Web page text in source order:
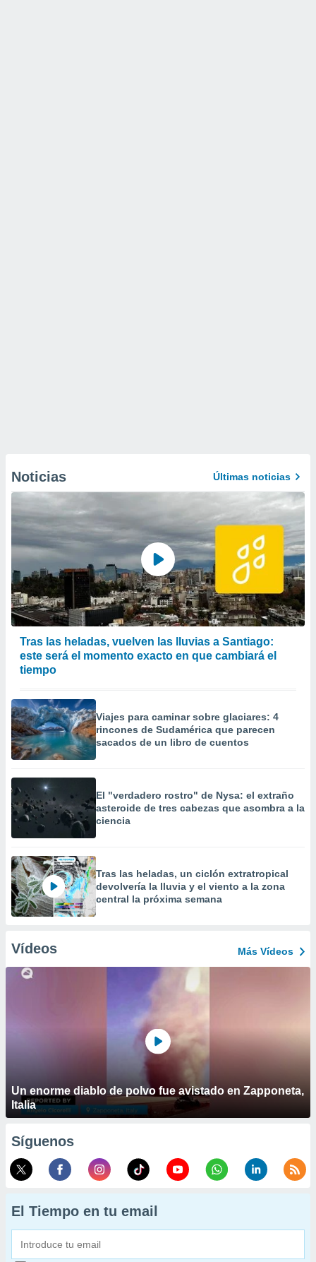
Noticias Últimas noticias
Tras las heladas, vuelven las lluvias a Santiago:
este será el momento exacto en que cambiará el
tiempo
Viajes para caminar sobre glaciares: 4
rincones de Sudamérica que parecen
sacados de un libro de cuentos
El "verdadero rostro" de Nysa: el extraño
asteroide de tres cabezas que asombra a la
ciencia
Tras las heladas, un ciclón extratropical
devolvería la lluvia y el viento a la zona
central la próxima semana
Vídeos Más Vídeos
Un enorme diablo de polvo fue avistado en Zapponeta,
Italia
Síguenos
El Tiempo en tu email